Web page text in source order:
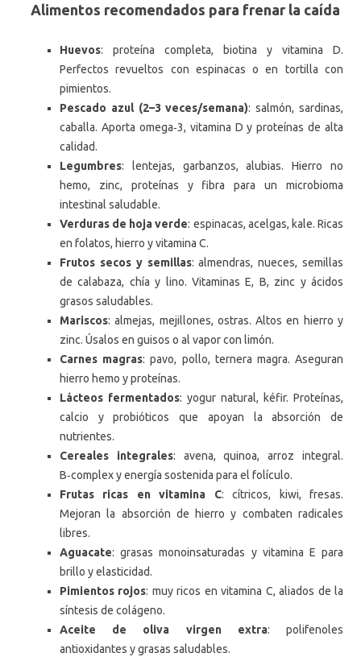
Alimentos recomendados para frenar la caída
Huevos: proteína completa, biotina y vitamina D.
Perfectos revueltos con espinacas o en tortilla con
pimientos.
Pescado azul (2–3 veces/semana): salmón, sardinas,
caballa. Aporta omega‑3, vitamina D y proteínas de alta
calidad.
Legumbres: lentejas, garbanzos, alubias. Hierro no
hemo, zinc, proteínas y fibra para un microbioma
intestinal saludable.
Verduras de hoja verde: espinacas, acelgas, kale. Ricas
en folatos, hierro y vitamina C.
Frutos secos y semillas: almendras, nueces, semillas
de calabaza, chía y lino. Vitaminas E, B, zinc y ácidos
grasos saludables.
Mariscos: almejas, mejillones, ostras. Altos en hierro y
zinc. Úsalos en guisos o al vapor con limón.
Carnes magras: pavo, pollo, ternera magra. Aseguran
hierro hemo y proteínas.
Lácteos fermentados: yogur natural, kéfir. Proteínas,
calcio y probióticos que apoyan la absorción de
nutrientes.
Cereales integrales: avena, quinoa, arroz integral.
B‑complex y energía sostenida para el folículo.
Frutas ricas en vitamina C: cítricos, kiwi, fresas.
Mejoran la absorción de hierro y combaten radicales
libres.
Aguacate: grasas monoinsaturadas y vitamina E para
brillo y elasticidad.
Pimientos rojos: muy ricos en vitamina C, aliados de la
síntesis de colágeno.
Aceite de oliva virgen extra: polifenoles
antioxidantes y grasas saludables.